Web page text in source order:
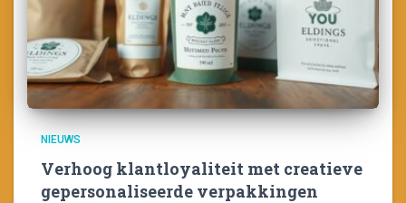
NIEUWS
Verhoog klantloyaliteit met creatieve
gepersonaliseerde verpakkingen